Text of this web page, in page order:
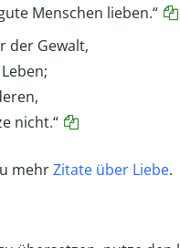
Menschen lieben.“
der Gewalt,
nicht.“
mehrZitate über Liebe.